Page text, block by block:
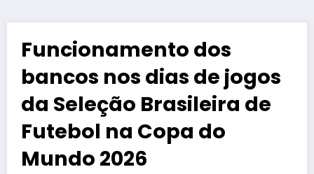
Funcionamento dos
bancos nos dias de jogos
da Seleção Brasileira de
Futebol na Copa do
Mundo 2026